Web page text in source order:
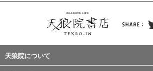
天狼院について